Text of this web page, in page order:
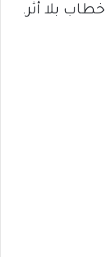
بلا أثر.